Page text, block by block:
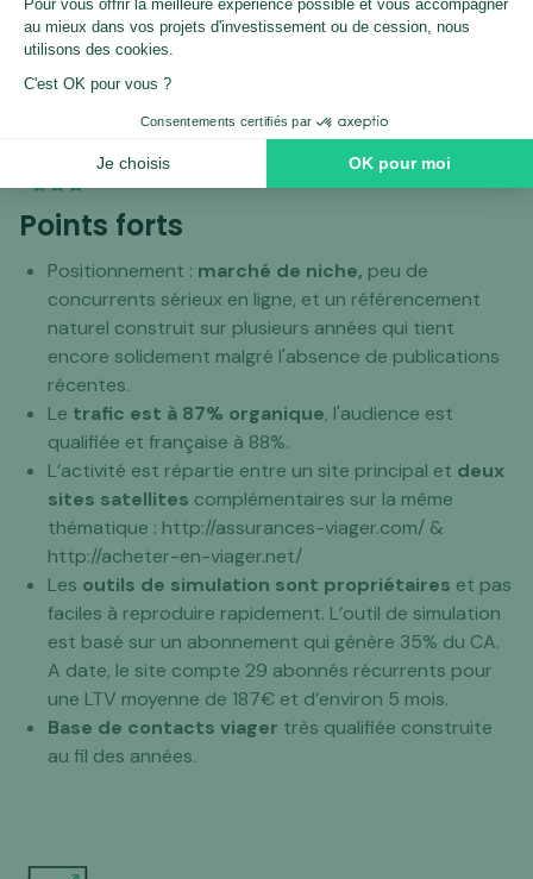
la transmission des contrats d’apporteur d’affaires avec
les partenaires actuels.
Points forts
Positionnement : marché de niche, peu de
concurrents sérieux en ligne, et un référencement
naturel construit sur plusieurs années qui tient
encore solidement malgré l'absence de publications
récentes.
Le trafic est à 87% organique, l'audience est
qualifiée et française à 88%.
L’activité est répartie entre un site principal et deux
sites satellites complémentaires sur la même
thématique : http://assurances-viager.com/ &
http://acheter-en-viager.net/
Les outils de simulation sont propriétaires et pas
faciles à reproduire rapidement. L’outil de simulation
est basé sur un abonnement qui génère 35% du CA.
A date, le site compte 29 abonnés récurrents pour
une LTV moyenne de 187€ et d’environ 5 mois.
Base de contacts viager très qualifiée construite
au fil des années.